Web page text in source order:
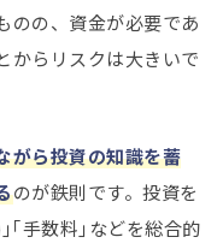
のの、資金が必要であ
からリスクは大きいで
がら投資の知識を蓄
のが鉄則です。投資を
｢手数料｣などを総合的